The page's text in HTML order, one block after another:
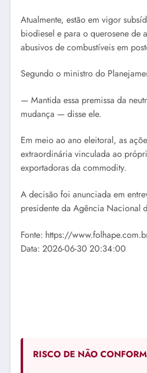
Atualmente, estão em vigor
biodiesel e para o querosene de
abusivos de combustíveis em
Segundo o ministro do
— Mantida essa premissa da
mudança — disse ele.
Em meio ao ano eleitoral, as
extraordinária vinculada ao
exportadoras da commodity.
A decisão foi anunciada em
presidente da Agência Nacional
Fonte: https://
Data: 2026-06-30 20:34:00
RISCO DE NÃO